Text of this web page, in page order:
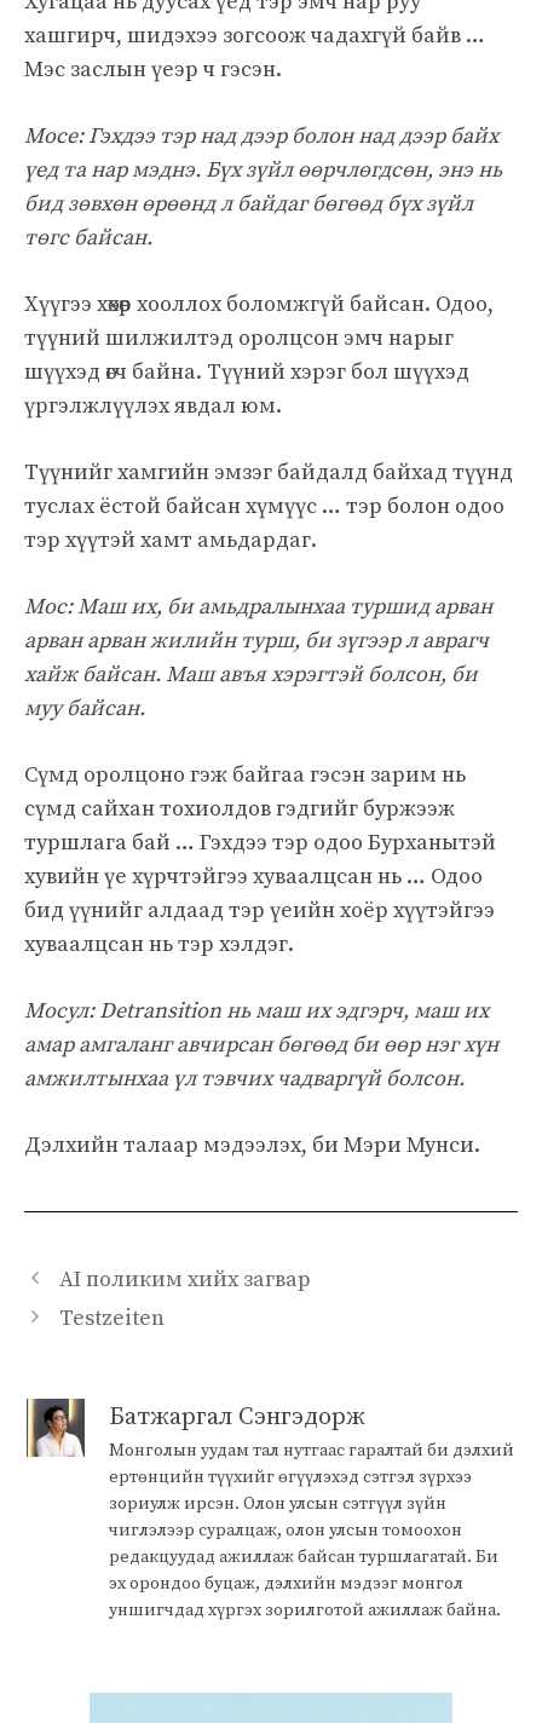
хашгирч, шидэхээ зогсоож чадахгүй байв …
Мэс заслын үеэр ч гэсэн.
Мосе: Гэхдээ тэр над дээр болон над дээр байх
үед та нар мэднэ. Бүх зүйл өөрчлөгдсөн, энэ нь
бид зөвхөн өрөөнд л байдаг бөгөөд бүх зүйл
төгс байсан.
Хүүгээ хөхөөр хооллох боломжгүй байсан. Одоо,
түүний шилжилтэд оролцсон эмч нарыг
шүүхэд өгч байна. Түүний хэрэг бол шүүхэд
үргэлжлүүлэх явдал юм.
Түүнийг хамгийн эмзэг байдалд байхад түүнд
туслах ёстой байсан хүмүүс … тэр болон одоо
тэр хүүтэй хамт амьдардаг.
Мос: Маш их, би амьдралынхаа туршид арван
арван арван жилийн турш, би зүгээр л аврагч
хайж байсан. Маш авъя хэрэгтэй болсон, би
муу байсан.
Сүмд оролцоно гэж байгаа гэсэн зарим нь
сүмд сайхан тохиолдов гэдгийг буржээж
туршлага бай … Гэхдээ тэр одоо Бурханытэй
хувийн үе хүрчтэйгээ хуваалцсан нь … Одоо
бид үүнийг алдаад тэр үеийн хоёр хүүтэйгээ
хуваалцсан нь тэр хэлдэг.
Мосул: Detransition нь маш их эдгэрч, маш их
амар амгаланг авчирсан бөгөөд би өөр нэг хүн
амжилтынхаа үл тэвчих чадваргүй болсон.
Дэлхийн талаар мэдээлэх, би Мэри Мунси.
AI поликим хийх загвар
Testzeiten
Батжаргал Сэнгэдорж
Монголын уудам тал нутгаас гаралтай би дэлхий
ертөнцийн түүхийг өгүүлэхэд сэтгэл зүрхээ
зориулж ирсэн. Олон улсын сэтгүүл зүйн
чиглэлээр суралцаж, олон улсын томоохон
редакцуудад ажиллаж байсан туршлагатай. Би
эх орондоо буцаж, дэлхийн мэдээг монгол
уншигчдад хүргэх зорилготой ажиллаж байна.